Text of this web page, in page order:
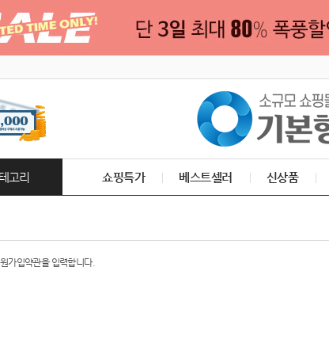
고리 쇼핑특가 베스트셀러 신상품
가입약관을 입력합니다.